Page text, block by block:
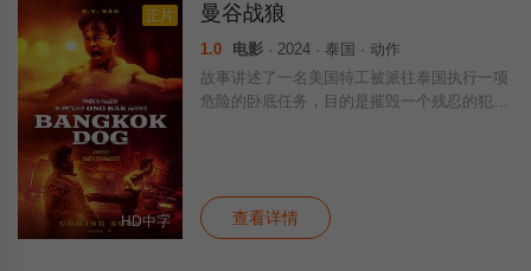
正片
HD中字
曼谷战狼
1.0 电影 · 2024 · 泰国 · 动作
故事讲述了一名美国特工被派往泰国执行一项
危险的卧底任务，目的是摧毁一个残忍的犯罪
查看详情